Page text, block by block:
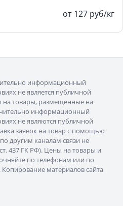
от 127 руб/кг
информационный
не является публичной
на товары, размещенные на
информационный
не являются публичной
заявок на товар с помощью
другим каналам связи не
437 ГК РФ). Цены на товары и
по телефонам или по
материалов сайта